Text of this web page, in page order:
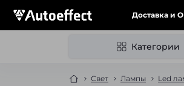
Доставка и
Категории
Свет Лампы Led